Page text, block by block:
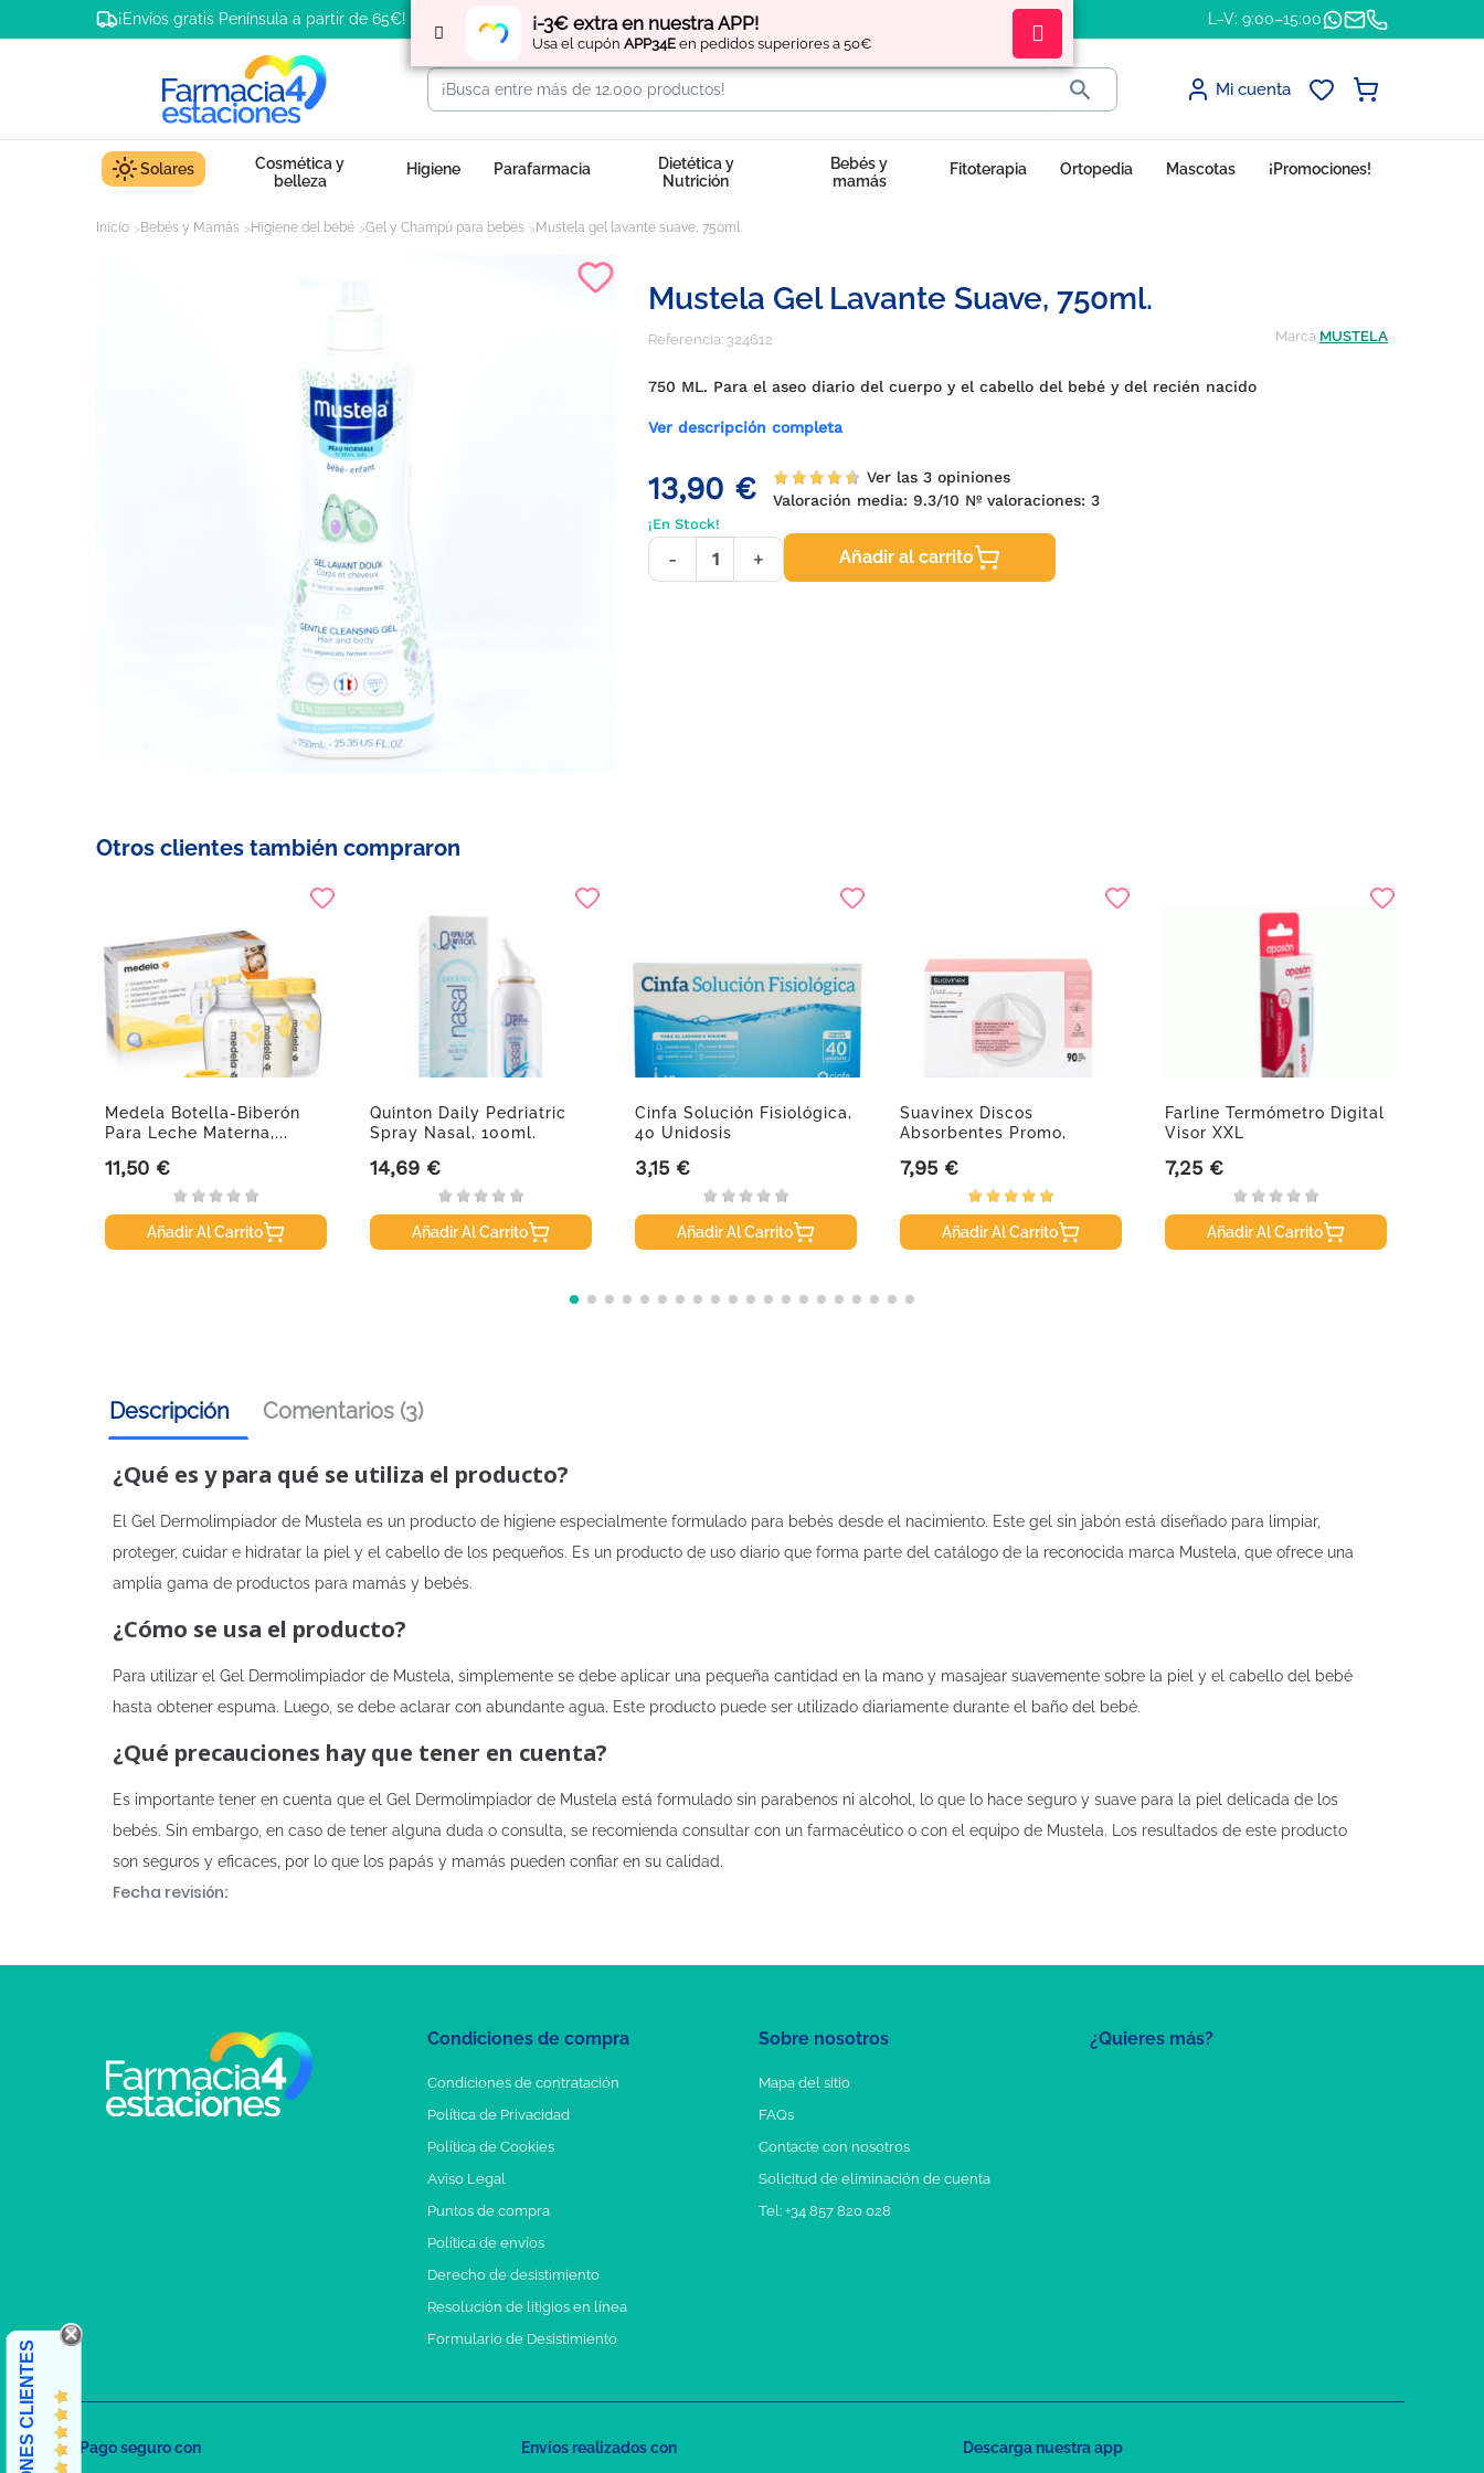
¡-3€ extra en nuestra APP!
Usa el cupón APP34E en pedidos superiores a 50€
¡Envíos gratis Península a partir de 65€! Regístratey obtén L–V: 9:00–15:00
 Mi cuenta
Solares
Cosmética y
belleza
Higiene Parafarmacia
Dietética y
Nutrición
Bebés y
mamás
Fitoterapia Ortopedia Mascotas ¡Promociones!
Inicio Bebés y Mamás Higiene del bebé Gel y Champú para bebés Mustela gel lavante suave, 750ml.
Mustela Gel Lavante Suave, 750ml.
Referencia: 324612 Marca MUSTELA
750 ML. Para el aseo diario del cuerpo y el cabello del bebé y del recién nacido
Ver descripción completa
13,90 €
Ver las 3 opiniones
Valoración media:9.3/10 Nº valoraciones:3
¡En Stock!
- + Añadir al carrito
Otros clientes también compraron
Medela Botella-Biberón
Para Leche Materna,...
Precio
11,50 €
Añadir Al Carrito
Quinton Daily Pedriatric
Spray Nasal, 100ml.
Precio
14,69 €
Añadir Al Carrito
Cinfa Solución Fisiológica,
40 Unidosis
Precio
3,15 €
Añadir Al Carrito
Suavinex Discos
Absorbentes Promo,
Precio
7,95 €
Añadir Al Carrito
Farline Termómetro Digital
Visor XXL
Precio
7,25 €
Añadir Al Carrito
Descripción Comentarios (3)
¿Qué es y para qué se utiliza el producto?
El Gel Dermolimpiador de Mustela es un producto de higiene especialmente formulado para bebés desde el nacimiento. Este gel sin jabón está diseñado para limpiar,
proteger, cuidar e hidratar la piel y el cabello de los pequeños. Es un producto de uso diario que forma parte del catálogo de la reconocida marca Mustela, que ofrece una
amplia gama de productos para mamás y bebés.
¿Cómo se usa el producto?
Para utilizar el Gel Dermolimpiador de Mustela, simplemente se debe aplicar una pequeña cantidad en la mano y masajear suavemente sobre la piel y el cabello del bebé
hasta obtener espuma. Luego, se debe aclarar con abundante agua. Este producto puede ser utilizado diariamente durante el baño del bebé.
¿Qué precauciones hay que tener en cuenta?
Es importante tener en cuenta que el Gel Dermolimpiador de Mustela está formulado sin parabenos ni alcohol, lo que lo hace seguro y suave para la piel delicada de los
bebés. Sin embargo, en caso de tener alguna duda o consulta, se recomienda consultar con un farmacéutico o con el equipo de Mustela. Los resultados de este producto
son seguros y eficaces, por lo que los papás y mamás pueden confiar en su calidad.
Fecha revisión:
¿Quieres más?
Condiciones de compra
Condiciones de contratación
Política de Privacidad
Política de Cookies
Aviso Legal
Puntos de compra
Política de envíos
Derecho de desistimiento
Resolución de litigios en línea
Formulario de Desistimiento
Sobre nosotros
Mapa del sitio
FAQs
Contacte con nosotros
Solicitud de eliminación de cuenta
Tel: +34 857 820 028
Pago seguro con Envíos realizados con Descarga nuestra app